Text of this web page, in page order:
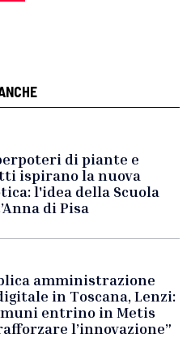
di piante e
ispirano la nuova
l'idea della Scuola
di Pisa
amministrazione
in Toscana, Lenzi:
entrino in Metis
l’innovazione”